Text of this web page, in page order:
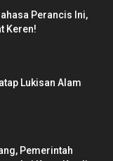
Perancis Ini,
Keren!
Lukisan Alam
Pemerintah